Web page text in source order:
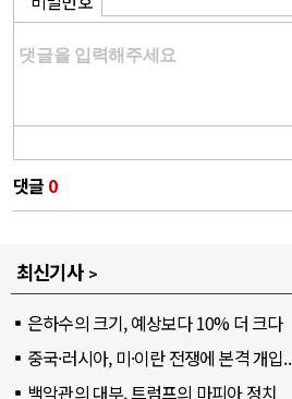
댓글 0
최신기사
은하수의 크기, 예상보다 10% 더 크다
중국·러시아, 미·이란 전쟁에 본격 개입..
백악관의 대부, 트럼프의 마피아 정치